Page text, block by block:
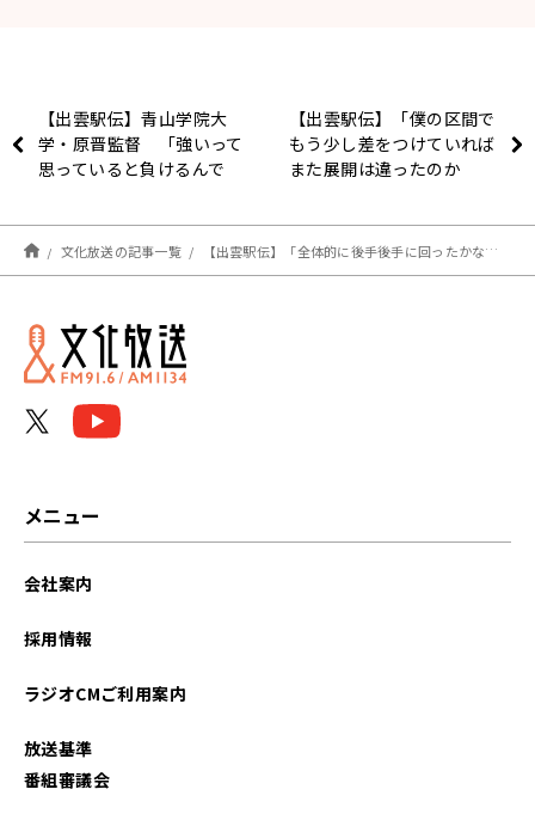
【出雲駅伝】青山学院大
学・原晋監督 「強いって
思っていると負けるんで
けた言葉とは
【出雲駅伝】「僕の区間で
もう少し差をつけていれば
また展開は違ったのか
川正也選手レース後インタ
ビュー
文化放送の記事一覧 【出雲駅伝】「全体的に後手後手に回ったかな」 青山学院大学・原晋監督レース後インタビュー
メニュー
会社案内
採用情報
ラジオCMご利用案内
放送基準
番組審議会